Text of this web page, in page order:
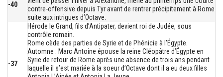
-40
contre-offensive depuis Tyr avant de rentrer précipitement à Rome
suite aux intrigues d’Octave.
-37
Hérode le Grand, fils d’Antipater, devient roi de Judée, sous
contrôle romain.
Rome cède des parties de Syrie et de Phénicie à l’Égypte.
Automne : Marc Antoine épouse la reine Cléopâtre d’Égypte en
Syrie de retour de Rome après une absence de trois ans pendant
laquelle il s’est mariée à la soeur d’Octave dont il a eu deux filles